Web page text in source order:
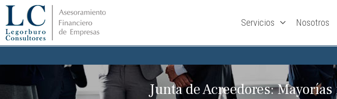
Servicios Nosotros
Junta de Acreedores: